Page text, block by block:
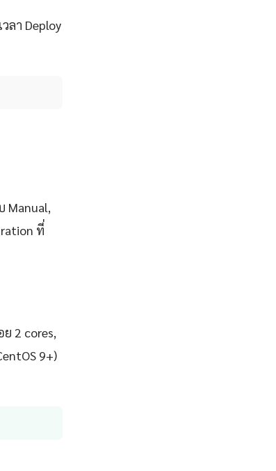
ลา Deploy
Manual,
ที่
2 cores,
9+)